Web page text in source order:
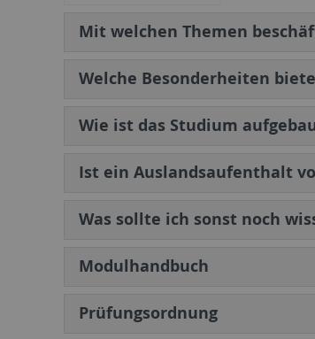
Mit welchen Themen
Welche Besonderheiten
Wie ist das Studium
Ist ein Auslandsaufenthalt
Was sollte ich sonst noch
Modulhandbuch
Prüfungsordnung